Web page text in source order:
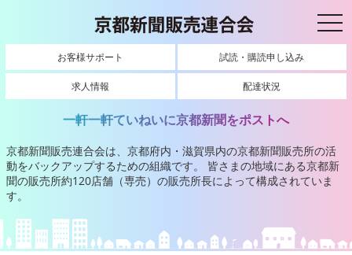
お客様サポート 試読・購読申し込み
求人情報 配達状況
一軒一軒ていねいに京都新聞をポストへ
京都新聞販売連合会は、京都府内・滋賀県内の京都新聞販売所の活
動をバックアップするための組織です。 皆さまの地域にある京都新
聞の販売所約120店舗（専売）の販売所長によって構成されていま
す。